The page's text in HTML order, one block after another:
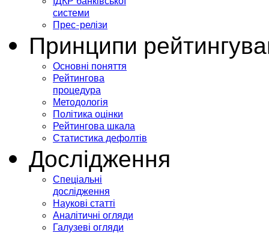
системи
Прес-релізи
Принципи
Основні поняття
Рейтингова
процедура
Методологія
Політика оцінки
Рейтингова шкала
Статистика дефолтів
Дослідження
Спеціальні
дослідження
Наукові статті
Аналітичні огляди
Галузеві огляди